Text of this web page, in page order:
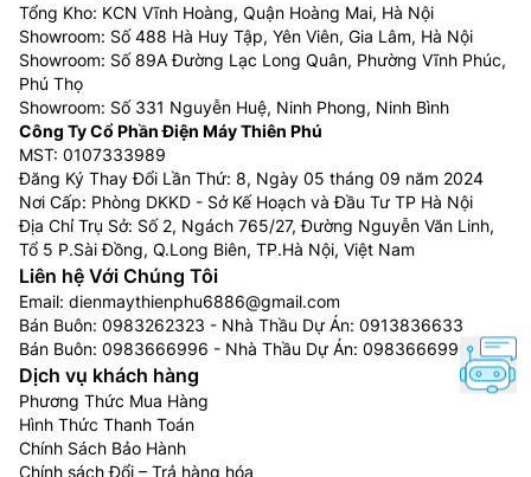
Tổng Kho: KCN Vĩnh Hoàng, Quận Hoàng Mai, Hà Nội
Showroom: Số 488 Hà Huy Tập, Yên Viên, Gia Lâm, Hà Nội
Showroom: Số 89A Đường Lạc Long Quân, Phường Vĩnh Phúc,
Phú Thọ
Showroom: Số 331 Nguyễn Huệ, Ninh Phong, Ninh Bình
Công Ty Cổ Phần Điện Máy Thiên Phú
MST: 0107333989
Đăng Ký Thay Đổi Lần Thứ: 8, Ngày 05 tháng 09 năm 2024
Nơi Cấp: Phòng DKKD - Sở Kế Hoạch và Đầu Tư TP Hà Nội
Địa Chỉ Trụ Sở: Số 2, Ngách 765/27, Đường Nguyễn Văn Linh,
Tổ 5 P.Sài Đồng, Q.Long Biên, TP.Hà Nội, Việt Nam
Liên hệ Với Chúng Tôi
Email: dienmaythienphu6886@gmail.com
Bán Buôn: 0983262323 - Nhà Thầu Dự Án: 0913836633
Bán Buôn: 0983666996 - Nhà Thầu Dự Án: 0983666996
Dịch vụ khách hàng
Phương Thức Mua Hàng
Hình Thức Thanh Toán
Chính Sách Bảo Hành
Chính sách Đổi – Trả hàng hóa